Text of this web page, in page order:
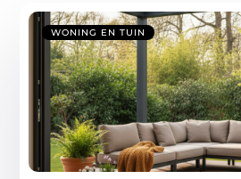
WONING EN TUIN